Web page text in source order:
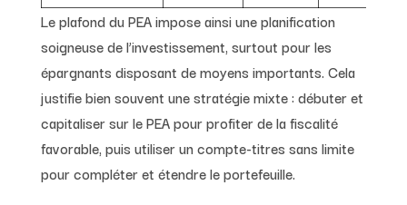
Le plafond du PEA impose ainsi une planification
soigneuse de l’investissement, surtout pour les
épargnants disposant de moyens importants. Cela
justifie bien souvent une stratégie mixte : débuter et
capitaliser sur le PEA pour profiter de la fiscalité
favorable, puis utiliser un compte-titres sans limite
pour compléter et étendre le portefeuille.